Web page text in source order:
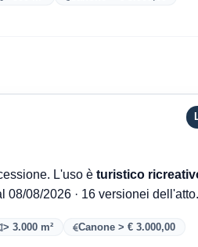
Comune di San Sostene è l'ente che ha rilasciato la concessione. L'uso è turistico
. Aggiornata al 08/08/2026 · 16 versionei dell'atto.
> 3.000 m²
Canone > € 3.000,00